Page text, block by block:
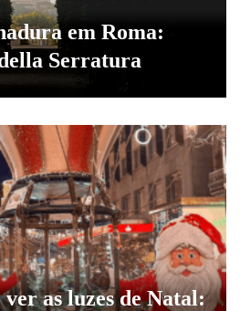
em Roma:
Serratura
as luzes de Natal: